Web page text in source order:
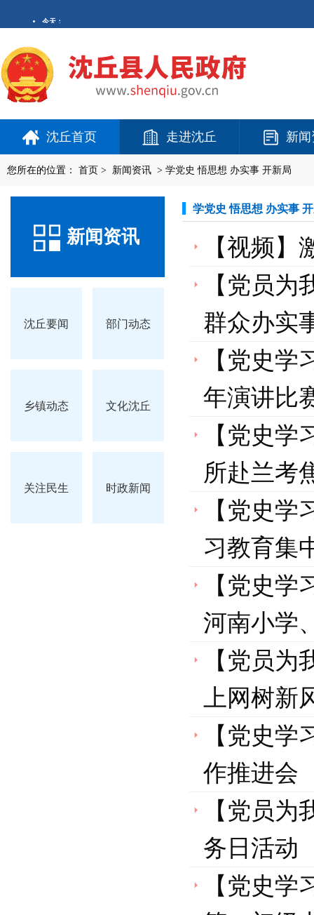
沈丘首页 走进沈丘 新
您所在的位置： 首页 > 新闻资讯 > 学党史 悟思想 办实事 开新局
新闻资讯
沈丘要闻 部门动态
乡镇动态 文化沈丘
关注民生 时政新闻
学党史 悟思想 办实事
【视频
【党员
群众办实
【党史
年演讲比
【党史
所赴兰考
【党史
习教育集
【党史
河南小学
【党员
上网树
【党史
作推进会
【党员
务日活动
【党史